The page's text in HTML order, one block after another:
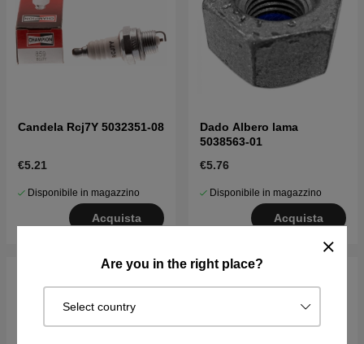
Are you in the right place?
Select country
Candela Rcj7Y 5032351-08
€5.21
Disponibile in magazzino
Acquista
Dado Albero lama
5038563-01
€5.76
Disponibile in magazzino
Acquista